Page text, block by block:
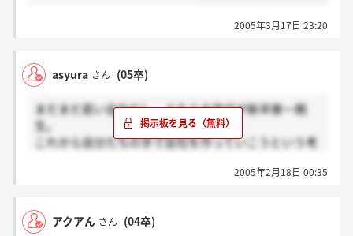
2005年3月17日 23:20
asyura さん (05卒)
まだまだ若い会社だし、うちらの世代が新卒第一期
生。
これから自分たちの手で会社を作っていこうという考
2005年2月18日 00:35
アクアん さん (04卒)